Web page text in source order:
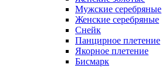
Мужские серебряные
Женские серебряные
Снейк
Панцирное плетение
Якорное плетение
Бисмарк